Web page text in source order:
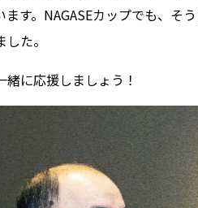
ます。NAGASEカップでも、そ
た。
緒に応援しましょう！